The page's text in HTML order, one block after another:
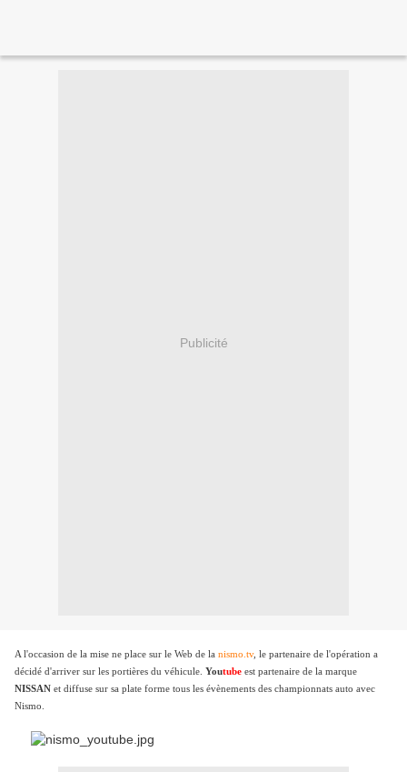
Publicité
A l'occasion de la mise ne place sur le Web de la nismo.tv, le partenaire de l'opération a
décidé d'arriver sur les portières du véhicule. Youtube est partenaire de la marque
NISSAN et diffuse sur sa plate forme tous les évènements des championnats auto avec
Nismo.